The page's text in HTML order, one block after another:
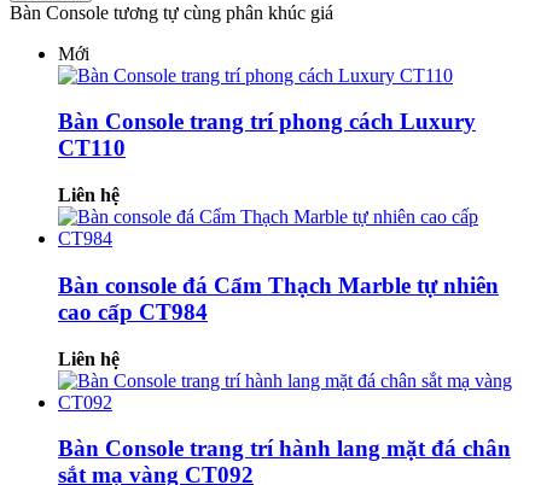
Bàn Console tương tự cùng phân khúc giá
Mới
Bàn Console trang trí phong cách Luxury
CT110
Liên hệ
Bàn console đá Cẩm Thạch Marble tự nhiên
cao cấp CT984
Liên hệ
Bàn Console trang trí hành lang mặt đá chân
sắt mạ vàng CT092